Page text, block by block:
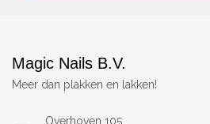
Magic Nails B.V.
Meer dan plakken en lakken!
Overhoven 105